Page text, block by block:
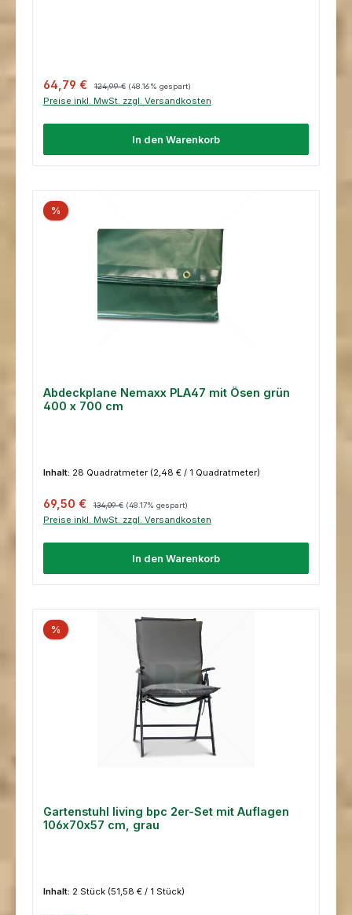
Verkaufspreis:
64,79 € 124,99 € (48.16% gespart)
Preise inkl. MwSt. zzgl. Versandkosten
In den Warenkorb
%
Abdeckplane Nemaxx PLA47 mit Ösen grün
400 x 700 cm
Inhalt: 28 Quadratmeter (2,48 € / 1 Quadratmeter)
Verkaufspreis:
69,50 € Regulärer Preis:
134,09 € (48.17% gespart)
Preise inkl. MwSt. zzgl. Versandkosten
In den Warenkorb
%
Gartenstuhl living bpc 2er-Set mit Auflagen
106x70x57 cm, grau
Inhalt: 2 Stück (51,58 € / 1 Stück)